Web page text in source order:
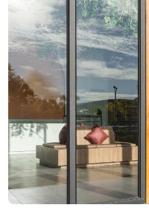
Монтаж
Команда (с опытом
Договор
Делаем чертежи со
и заключаем договор
Изготовление и
Изготовление
опытных инженеров